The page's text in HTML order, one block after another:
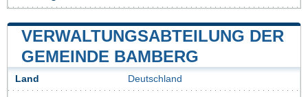
VERWALTUNGSABTEILUNG DER
GEMEINDE BAMBERG
Land Deutschland